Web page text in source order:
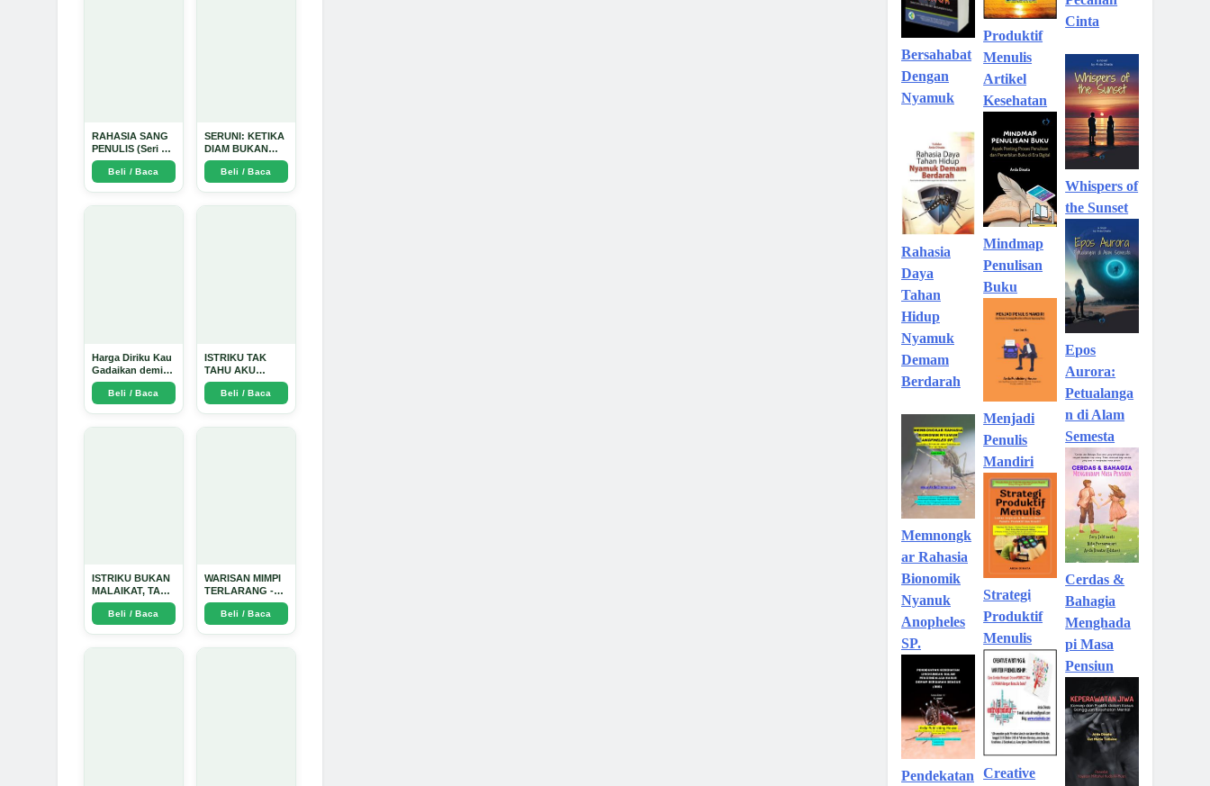
RAHASIA SANG
PENULIS (Seri 1)
- Arda Dinata
Beli / Baca
SERUNI: KETIKA
DIAM BUKAN
LAGI PILIHAN -
Arda Dinata
Beli / Baca
Harga Diriku Kau
Gadaikan demi
Perempuan Itu -
Arda Dinata
Beli / Baca
ISTRIKU TAK
TAHU AKU
PENGUSAHA
EMAS - Arda
Dinata
Beli / Baca
ISTRIKU BUKAN
MALAIKAT, TAPI
AKU JUGA
TIDAK SUCI -
Beli / Baca
WARISAN MIMPI
TERLARANG -
Arda Dinata
Beli / Baca
Bersahabat
Dengan
Nyamuk
Rahasia
Daya
Tahan
Hidup
Nyamuk
Demam
Berdarah
Memnongk
ar Rahasia
Bionomik
Nyanuk
Anopheles
SP.
Pendekatan
Produktif
Menulis
Artikel
Kesehatan
Mindmap
Penulisan
Buku
Menjadi
Penulis
Mandiri
Strategi
Produktif
Menulis
Creative
Cinta
Whispers of
the Sunset
Epos
Aurora:
Petualanga
n di Alam
Semesta
Cerdas &
Bahagia
Menghada
pi Masa
Pensiun